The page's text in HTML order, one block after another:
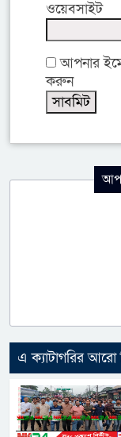
ওয়েবসাইট
আপনার
করুন
এ ক্যাটাগরির